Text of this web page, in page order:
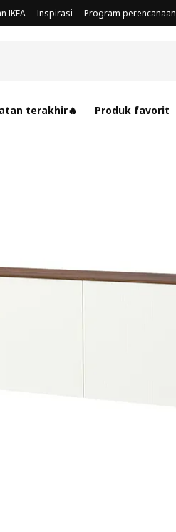
IKEA Inspirasi Program perencanaan
terakhir🔥 Produk favorit